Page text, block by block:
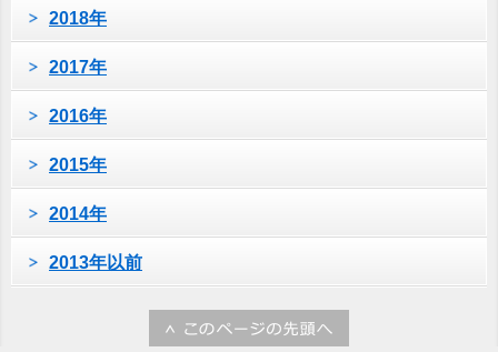
2018年
2017年
2016年
2015年
2014年
2013年以前